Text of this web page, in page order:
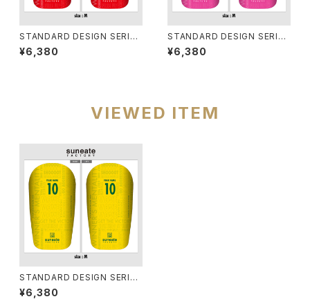
STANDARD DESIGN SERIES
[TYPOGRAPHY RED]
¥6,380
STANDARD DESIGN SERIES
[TYPOGRAPHY PINK]
¥6,380
VIEWED ITEM
STANDARD DESIGN SERIES
[TYPOGRAPHY CANARY]
¥6,380